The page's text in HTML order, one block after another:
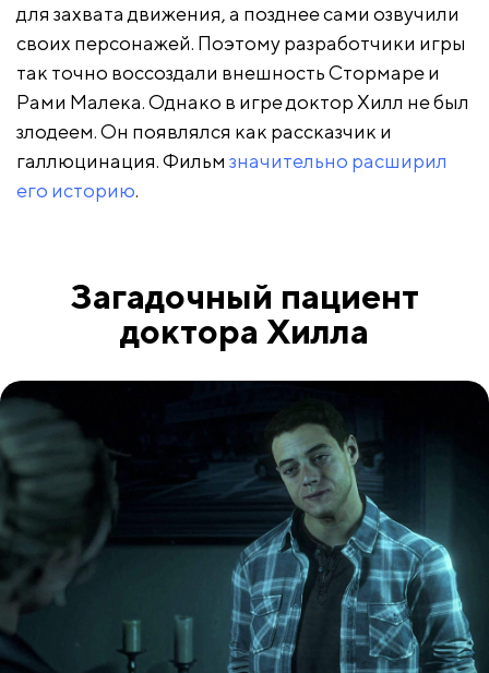
для захвата движения, а позднее сами озвучили
своих персонажей. Поэтому разработчики игры
так точно воссоздали внешность Стормаре и
Рами Малека. Однако в игре доктор Хилл не был
злодеем. Он появлялся как рассказчик и
галлюцинация. Фильм значительно расширил
его историю.
Загадочный пациент
доктора Хилла